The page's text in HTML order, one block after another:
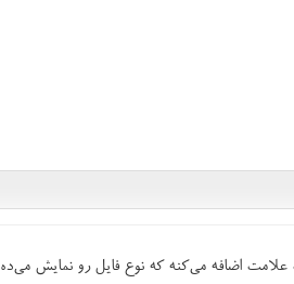
علامت اضافه می‌کنه که نوع فایل رو نمایش می‌ده